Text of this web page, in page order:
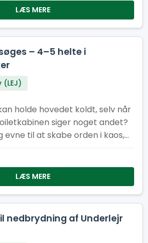
vores nye Sanitets- og
LÆS MERE
– 4–5 helte i
(LEJ)
holde hovedet koldt, selv når
siger noget andet?
evne til at skabe orden i kaos,
der tager renlighed
sig selv? Så er det dig (og
kolleger), vi leder efter. Vi
hold, der får vores faciliteter til
oaser af ro og renhed.
LÆS MERE
nedbrydning af Underlejr